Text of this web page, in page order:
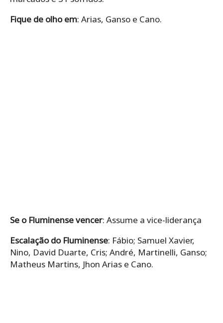
Fique de olho em: Arias, Ganso e Cano.
Se o Fluminense vencer: Assume a vice-liderança
Escalação do Fluminense: Fábio; Samuel Xavier,
Nino, David Duarte, Cris; André, Martinelli, Ganso;
Matheus Martins, Jhon Arias e Cano.